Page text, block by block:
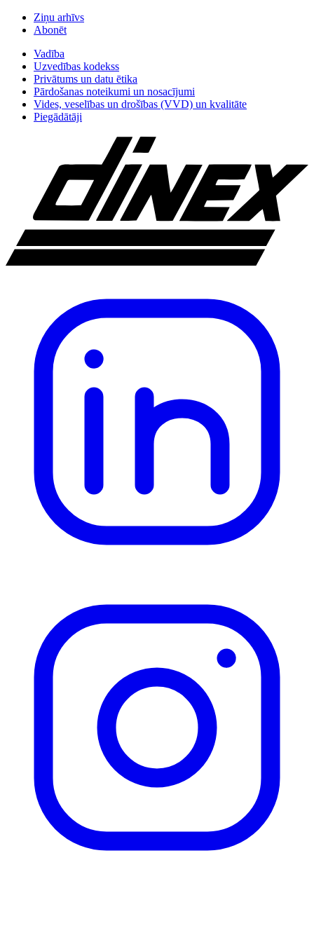
Ziņu arhīvs
Abonēt
Vadība
Uzvedības kodekss
Privātums un datu ētika
Pārdošanas noteikumi un nosacījumi
Vides, veselības un drošības (VVD) un kvalitāte
Piegādātāji